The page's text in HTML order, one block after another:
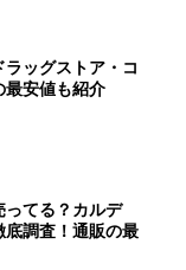
ッグストア・コ
最安値も紹介
ってる？カルデ
底調査！通販の最